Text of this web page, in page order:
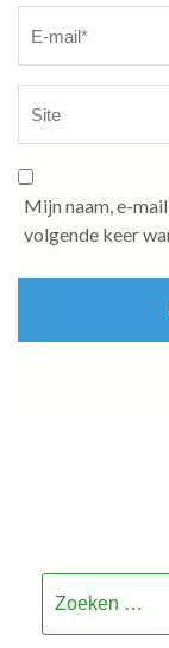
Mijn naam, e-
volgende keer